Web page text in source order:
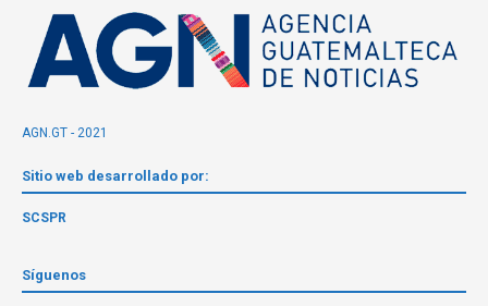
AGN.GT - 2021
Sitio web desarrollado por:
SCSPR
Síguenos